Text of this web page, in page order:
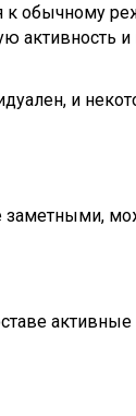
к обычному
и
и
активные